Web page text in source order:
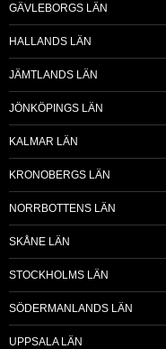
GÄVLEBORGS LÄN
HALLANDS LÄN
JÄMTLANDS LÄN
JÖNKÖPINGS LÄN
KALMAR LÄN
KRONOBERGS LÄN
NORRBOTTENS LÄN
SKÅNE LÄN
STOCKHOLMS LÄN
SÖDERMANLANDS LÄN
UPPSALA LÄN